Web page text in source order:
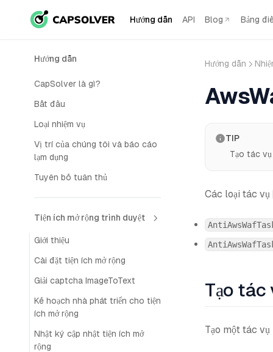
Hướng dẫn API Blog Bảng
Hướng dẫn
CapSolver là gì?
Bắt đầu
Loại nhiệm vụ
Vị trí của chúng tôi và báo cáo
lạm dụng
Tuyên bố tuân thủ
Tiện ích mở rộng trình duyệt
Giới thiệu
Cài đặt tiện ích mở rộng
Giải captcha ImageToText
Kế hoạch nhà phát triển cho tiện
ích mở rộng
Nhật ký cập nhật tiện ích mở
rộng
Hướng dẫn
TIP
Tạo tác
Các loại tác vụ
Tạo tác
Tạo một tác